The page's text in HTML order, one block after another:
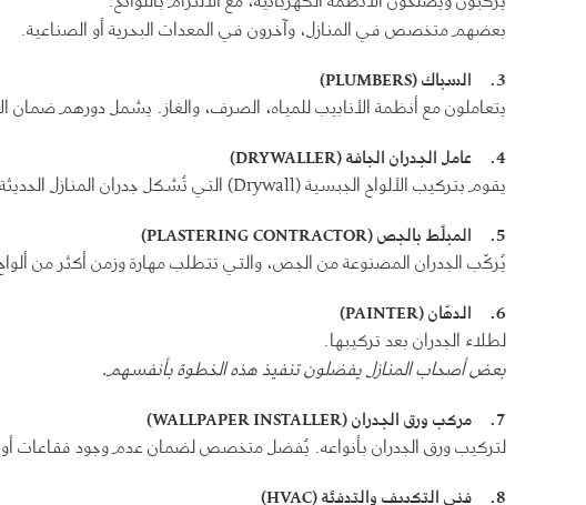
بعضهم متخصص في المنازل، وآخرون في المعدات البحرية أو الصناعية.
3.
السباك(PLUMBERS)
يتعاملون مع أنظمة الأنابيب للمياه، الصرف، والغاز. يشمل دورهم ضمان
4.
عامل الجدران الجافة(DRYWALLER)
يقوم بتركيب الألواح الجبسية (Drywall) التي تُشكل جدران المنازل الحديثة.
5.
المبلّط بالجص(PLASTERING CONTRACTOR)
يُركّب الجدران المصنوعة من الجص، والتي تتطلب مهارة وزمن أكثر من
6.
الدهّان(PAINTER)
لطلاء الجدران بعد تركيبها.
بعض أصحاب المنازل يفضلون تنفيذ هذه الخطوة بأنفسهم.
7.
مركب ورق الجدران(WALLPAPER INSTALLER)
لتركيب ورق الجدران بأنواعه. يُفضل متخصص لضمان عدم وجود فقاعات
8.
فني التكييف والتدفئة(HVAC)